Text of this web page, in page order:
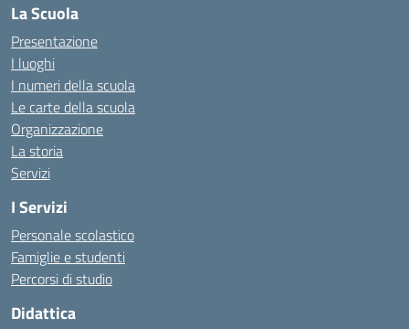
La Scuola
Presentazione
I luoghi
I numeri della scuola
Le carte della scuola
Organizzazione
La storia
Servizi
I Servizi
Personale scolastico
Famiglie e studenti
Percorsi di studio
Didattica